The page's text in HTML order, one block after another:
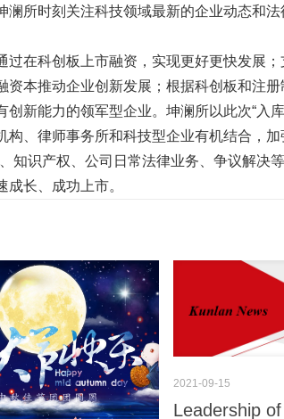
所时刻关注科技领域最新的企业动态和
在科创板上市融资，实现更好更快发展；
本推动企业创新发展；根据科创板和注册
新能力的领军型企业。坤澜所以此次“入
、律师事务所和科技型企业有机结合，加
知识产权、公司日常法律业务、争议解决
长、成功上市。
2021-09-15
Leadership